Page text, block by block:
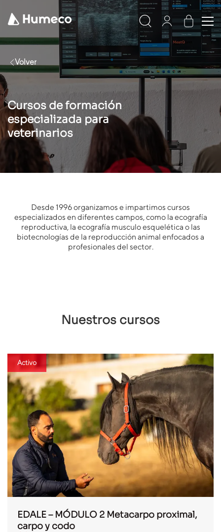
Volver
Cursos de formación
especializada para
veterinarios
Desde 1996 organizamos e impartimos cursos
especializados en diferentes campos, como la ecografía
reproductiva, la ecografía musculo esquelética o las
biotecnologías de la reproducción animal enfocados a
profesionales del sector.
Nuestros cursos
Activo
EDALE – MÓDULO 2 Metacarpo proximal,
carpo y codo